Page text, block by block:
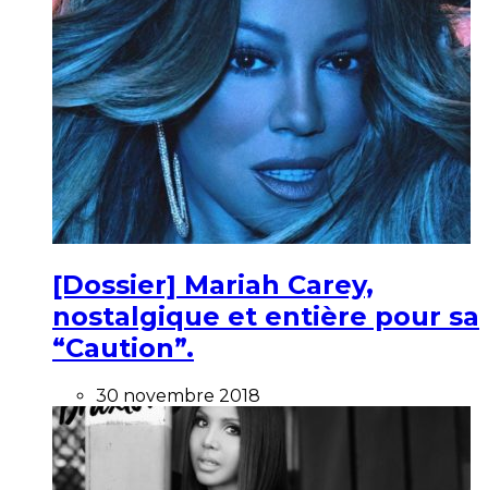
[Dossier] Mariah Carey,
nostalgique et entière pour sa
“Caution”.
30 novembre 2018